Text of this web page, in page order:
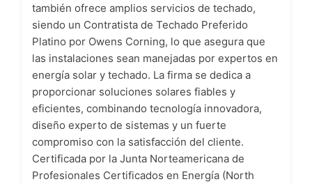
también ofrece amplios servicios de techado,
siendo un Contratista de Techado Preferido
Platino por Owens Corning, lo que asegura que
las instalaciones sean manejadas por expertos en
energía solar y techado. La firma se dedica a
proporcionar soluciones solares fiables y
eficientes, combinando tecnología innovadora,
diseño experto de sistemas y un fuerte
compromiso con la satisfacción del cliente.
Certificada por la Junta Norteamericana de
Profesionales Certificados en Energía (North